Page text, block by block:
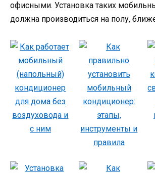
офисными. Установка таких
должна производиться на полу,